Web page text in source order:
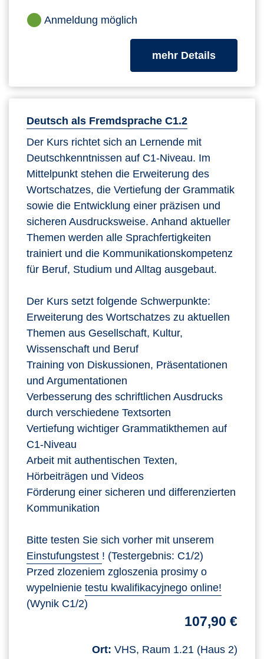
Anmeldung möglich
mehr Detailszum
Deutsch als Fremdsprache C1.2
Der Kurs richtet sich an Lernende mit
Deutschkenntnissen auf C1-Niveau. Im
Mittelpunkt stehen die Erweiterung des
Wortschatzes, die Vertiefung der Grammatik
sowie die Entwicklung einer präzisen und
sicheren Ausdrucksweise. Anhand aktueller
Themen werden alle Sprachfertigkeiten
trainiert und die Kommunikationskompetenz
für Beruf, Studium und Alltag ausgebaut.
Der Kurs setzt folgende Schwerpunkte:
Erweiterung des Wortschatzes zu aktuellen
Themen aus Gesellschaft, Kultur,
Wissenschaft und Beruf
Training von Diskussionen, Präsentationen
und Argumentationen
Verbesserung des schriftlichen Ausdrucks
durch verschiedene Textsorten
Vertiefung wichtiger Grammatikthemen auf
C1-Niveau
Arbeit mit authentischen Texten,
Hörbeiträgen und Videos
Förderung einer sicheren und differenzierten
Kommunikation
Bitte testen Sie sich vorher mit unserem
Einstufungstest ! (Testergebnis: C1/2)
Przed zlozeniem zgloszenia prosimy o
wypelnienie testu kwalifikacyjnego online!
(Wynik C1/2)
107,90 €
Ort: VHS, Raum 1.21 (Haus 2)